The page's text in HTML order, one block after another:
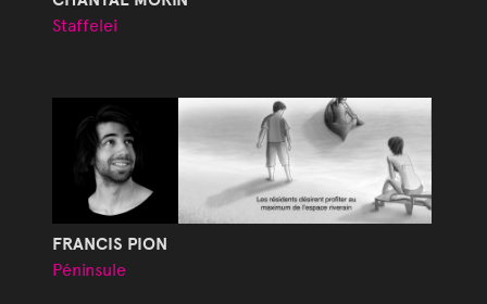
Staffelei
FRANCIS PION
Péninsule